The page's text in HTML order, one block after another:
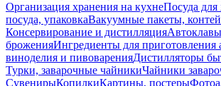
Организация хранения на кухнеПосуда для
посуда, упаковкаВакуумные пакеты,
Консервирование и дистилляция
броженияИнгредиенты для приготовления
виноделия и пивоваренияДистилляторы
Турки, заварочные чайникиЧайники
СувенирыКопилкиКартины, постеры